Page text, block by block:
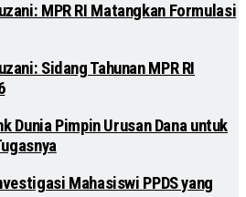
MPR RI Matangkan Formulasi
Sidang Tahunan MPR RI
Dunia Pimpin Urusan Dana untuk
Mahasiswi PPDS yang